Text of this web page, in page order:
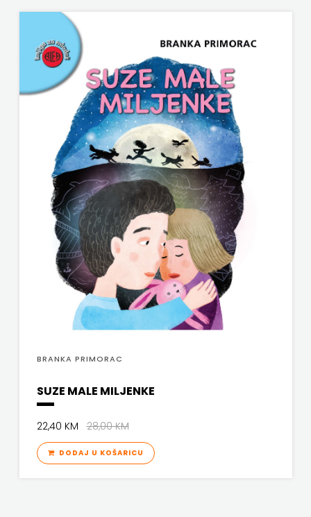
BRANKA PRIMORAC
SUZE MALE MILJENKE
22,40 KM28,00 KM
DODAJ U KOŠARICU